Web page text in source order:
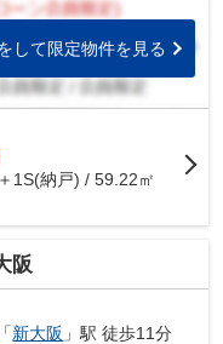
して限定物件を見る
1S(納戸) / 59.22㎡
阪
「新大阪 」駅 徒歩11分